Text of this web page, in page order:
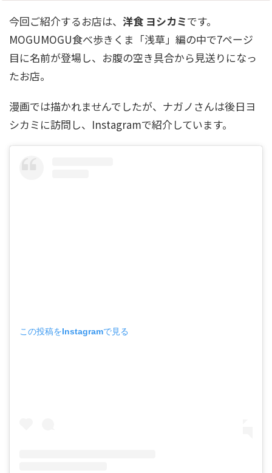
今回ご紹介するお店は、 洋食 ヨシカミです。
MOGUMOGU食べ歩きくま「浅草」編の中で7ページ
目に名前が登場し、お腹の空き具合から見送りになっ
たお店。
漫画では描かれませんでしたが、ナガノさんは後日ヨ
シカミに訪問し、Instagramで紹介しています。
この投稿をInstagramで見る